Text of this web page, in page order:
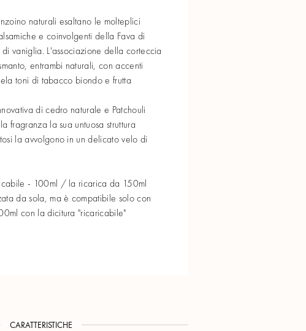
naturali esaltano le molteplici
e coinvolgenti della Fava di
vaniglia. L'associazione della corteccia
entrambi naturali, con accenti
toni di tabacco biondo e frutta
di cedro naturale e Patchouli
fragranza la sua untuosa struttura
la avvolgono in un delicato velo di
- 100ml / la ricarica da 150ml
da sola, ma è compatibile solo con
con la dicitura "ricaricabile"
CARATTERISTICHE